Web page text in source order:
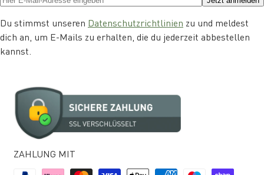
Du stimmst unseren Datenschutzrichtlinien zu und meldest
dich an, um E-Mails zu erhalten, die du jederzeit abbestellen
kannst.
ZAHLUNG MIT